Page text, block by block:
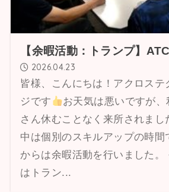
【余暇活動：トランプ】
2026.04.23
皆様、こんにちは！アクロステ
ジです
お天気は悪いですが
さん休むことなく来所されまし
中は個別のスキルアップの時間
からは余暇活動を行いました。
はトラン...